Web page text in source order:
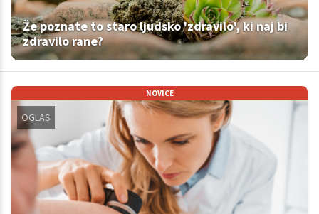
Že poznate to staro ljudsko 'zdravilo', ki naj bi
zdravilo rane?
NOVICE
OGLAS